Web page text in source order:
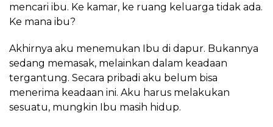
mencari ibu. Ke kamar, ke ruang keluarga tidak ada.
Ke mana ibu?
Akhirnya aku menemukan Ibu di dapur. Bukannya
sedang memasak, melainkan dalam keadaan
tergantung. Secara pribadi aku belum bisa
menerima keadaan ini. Aku harus melakukan
sesuatu, mungkin Ibu masih hidup.